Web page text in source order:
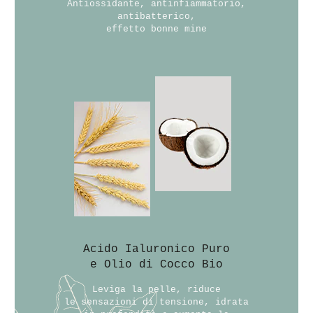
Antiossidante, antinfiammatorio,
antibatterico,
effetto bonne mine
Acido Ialuronico Puro
e Olio di Cocco Bio
Leviga la pelle, riduce
le sensazioni di tensione, idrata